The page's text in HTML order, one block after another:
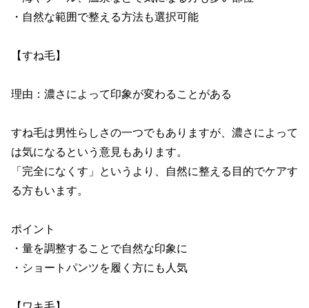
・自然な範囲で整える方法も選択可能
【すね毛】
理由：濃さによって印象が変わることがある
すね毛は男性らしさの一つでもありますが、濃さによって
は気になるという意見もあります。
「完全になくす」というより、自然に整える目的でケアす
る方もいます。
ポイント
・量を調整することで自然な印象に
・ショートパンツを履く方にも人気